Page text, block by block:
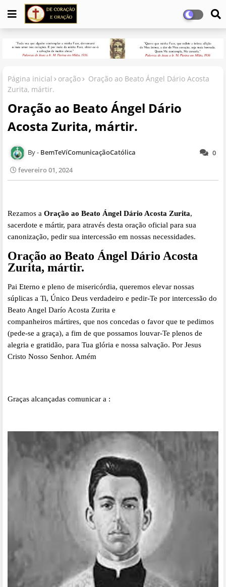
Página inicial oração
Oração ao Beato Ángel Dário Acosta
Zurita, mártir.
Oração ao Beato Ángel Dário
Acosta Zurita, mártir.
0
BemTeVíComunicaçãoCatólica
fevereiro 01, 2024
Rezamos a Oração ao Beato Ángel Dário Acosta Zurita,
sacerdote e mártir, para através desta oração oficial para sua
canonização, pedir sua intercessão em nossas necessidades.
Oração ao Beato Ángel Dário Acosta
Zurita, mártir.
Pai Eterno e pleno de misericórdia, queremos elevar nossas
súplicas a Ti, Único Deus verdadeiro e pedir-Te por intercessão do
Beato Angel Darío Acosta Zurita e
companheiros mártires, que nos concedas o favor que te pedimos
(pede-se a graça), a fim de que possamos louvar-Te plenos de
alegria e gratidão, para Tua glória e nossa salvação. Por Jesus
Cristo Nosso Senhor. Amém
Graças alcançadas comunicar a :